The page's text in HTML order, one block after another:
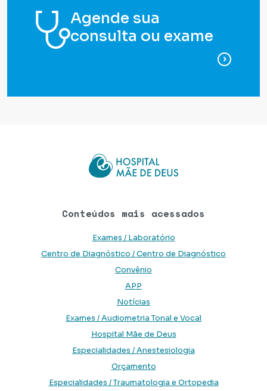
Agende sua
consulta ou exame
para
Conteúdos mais acessados
Exames / Laboratório
Centro de Diagnóstico / Centro de Diagnóstico
Convênio
APP
Notícias
Exames / Audiometria Tonal e Vocal
Hospital Mãe de Deus
Especialidades / Anestesiologia
Orçamento
Especialidades / Traumatologia e Ortopedia